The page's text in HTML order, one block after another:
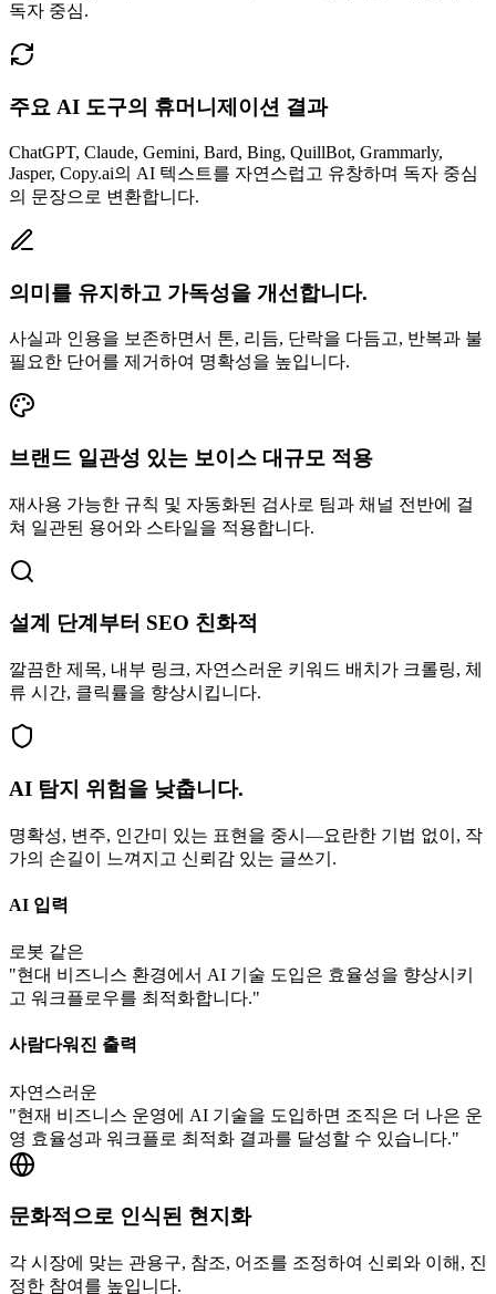
독자 중심.
주요 AI 도구의 휴머니제이션 결과
ChatGPT, Claude, Gemini, Bard, Bing, QuillBot, Grammarly,
Jasper, Copy.ai의 AI 텍스트를 자연스럽고 유창하며 독자 중심
의 문장으로 변환합니다.
의미를 유지하고 가독성을 개선합니다.
사실과 인용을 보존하면서 톤, 리듬, 단락을 다듬고, 반복과 불
필요한 단어를 제거하여 명확성을 높입니다.
브랜드 일관성 있는 보이스 대규모 적용
재사용 가능한 규칙 및 자동화된 검사로 팀과 채널 전반에 걸
쳐 일관된 용어와 스타일을 적용합니다.
설계 단계부터 SEO 친화적
깔끔한 제목, 내부 링크, 자연스러운 키워드 배치가 크롤링, 체
류 시간, 클릭률을 향상시킵니다.
AI 탐지 위험을 낮춥니다.
명확성, 변주, 인간미 있는 표현을 중시—요란한 기법 없이, 작
가의 손길이 느껴지고 신뢰감 있는 글쓰기.
AI 입력
로봇 같은
"현대 비즈니스 환경에서 AI 기술 도입은 효율성을 향상시키
고 워크플로우를 최적화합니다."
사람다워진 출력
자연스러운
"현재 비즈니스 운영에 AI 기술을 도입하면 조직은 더 나은 운
영 효율성과 워크플로 최적화 결과를 달성할 수 있습니다."
문화적으로 인식된 현지화
각 시장에 맞는 관용구, 참조, 어조를 조정하여 신뢰와 이해, 진
정한 참여를 높입니다.